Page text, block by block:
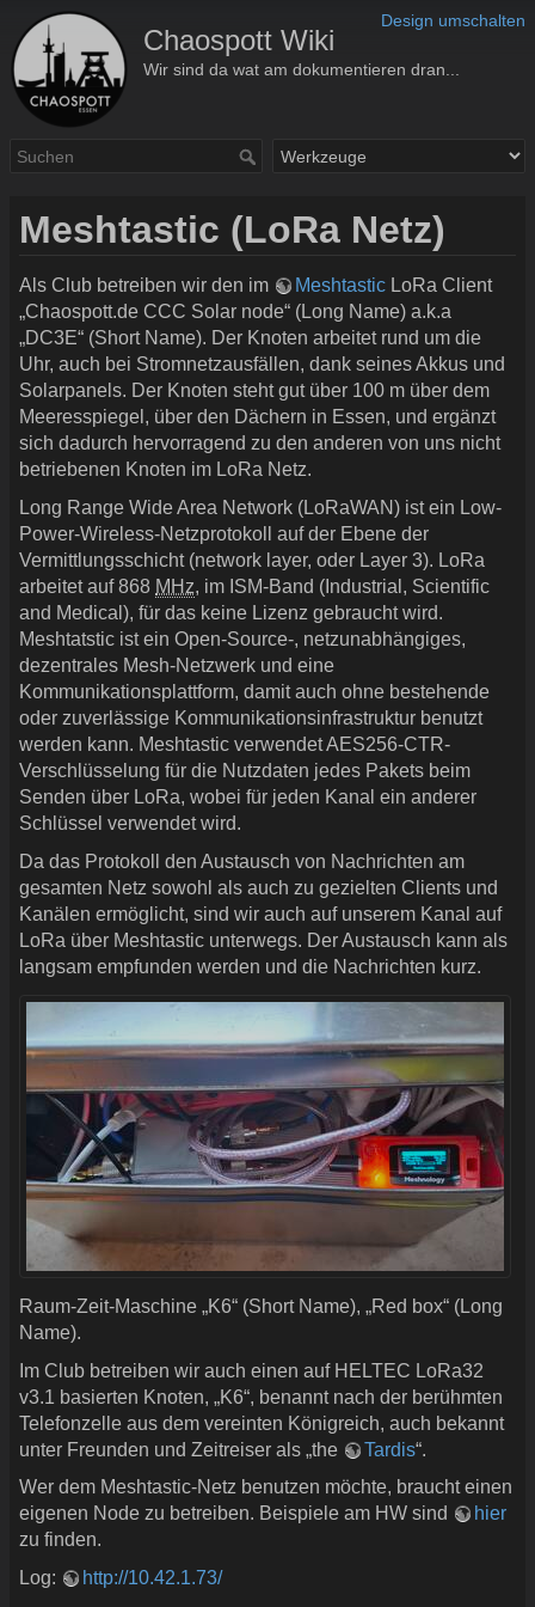
Design umschalten
Chaospott Wiki
Wir sind da wat am dokumentieren dran...
Meshtastic (LoRa Netz)
Als Club betreiben wir den im Meshtastic LoRa Client
„Chaospott.de CCC Solar node“ (Long Name) a.k.a
„DC3E“ (Short Name). Der Knoten arbeitet rund um die
Uhr, auch bei Stromnetzausfällen, dank seines Akkus und
Solarpanels. Der Knoten steht gut über 100 m über dem
Meeresspiegel, über den Dächern in Essen, und ergänzt
sich dadurch hervorragend zu den anderen von uns nicht
betriebenen Knoten im LoRa Netz.
Long Range Wide Area Network (LoRaWAN) ist ein Low-
Power-Wireless-Netzprotokoll auf der Ebene der
Vermittlungsschicht (network layer, oder Layer 3). LoRa
arbeitet auf 868 MHz, im ISM-Band (Industrial, Scientific
and Medical), für das keine Lizenz gebraucht wird.
Meshtatstic ist ein Open-Source-, netzunabhängiges,
dezentrales Mesh-Netzwerk und eine
Kommunikationsplattform, damit auch ohne bestehende
oder zuverlässige Kommunikationsinfrastruktur benutzt
werden kann. Meshtastic verwendet AES256-CTR-
Verschlüsselung für die Nutzdaten jedes Pakets beim
Senden über LoRa, wobei für jeden Kanal ein anderer
Schlüssel verwendet wird.
Da das Protokoll den Austausch von Nachrichten am
gesamten Netz sowohl als auch zu gezielten Clients und
Kanälen ermöglicht, sind wir auch auf unserem Kanal auf
LoRa über Meshtastic unterwegs. Der Austausch kann als
langsam empfunden werden und die Nachrichten kurz.
Raum-Zeit-Maschine „K6“ (Short Name), „Red box“ (Long
Name).
Im Club betreiben wir auch einen auf HELTEC LoRa32
v3.1 basierten Knoten, „K6“, benannt nach der berühmten
Telefonzelle aus dem vereinten Königreich, auch bekannt
unter Freunden und Zeitreiser als „the
Tardis“.
Wer dem Meshtastic-Netz benutzen möchte, braucht einen
eigenen Node zu betreiben. Beispiele am HW sind
hier
zu finden.
Log:
http://10.42.1.73/